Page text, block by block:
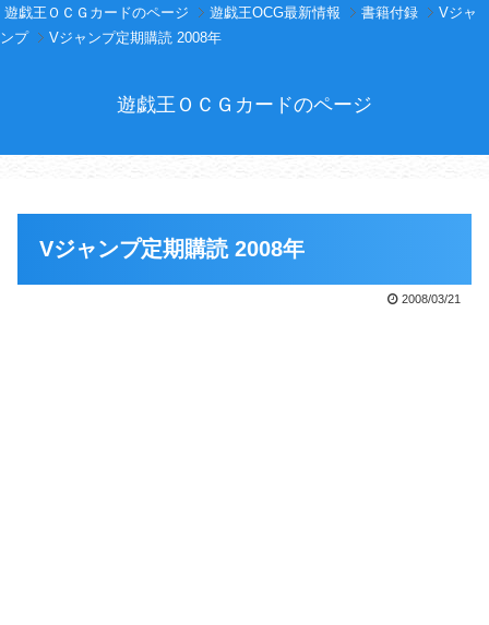
遊戯王ＯＣＧカードのページ 遊戯王OCG最新情報 書籍付録
Vジャ
ンプ
Vジャンプ定期購読 2008年
遊戯王ＯＣＧカードのページ
Vジャンプ定期購読 2008年
2008/03/21